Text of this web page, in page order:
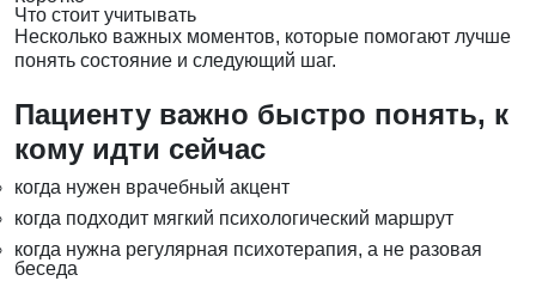
Что стоит учитывать
Несколько важных моментов, которые помогают лучше
понять состояние и следующий шаг.
Пациенту важно быстро понять, к
кому идти сейчас
когда нужен врачебный акцент
когда подходит мягкий психологический маршрут
когда нужна регулярная психотерапия, а не разовая
беседа